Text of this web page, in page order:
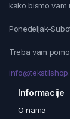
kako bismo vam
Ponedeljak-
Treba vam
Informacije
O nama